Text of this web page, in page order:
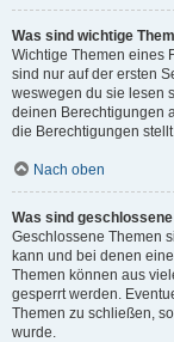
Was sind wichtige
Wichtige Themen eines
sind nur auf der ersten
weswegen du sie lesen
deinen Berechtigungen
die Berechtigungen
Nach oben
Was sind
Geschlossene Themen
kann und bei denen
Themen können aus
gesperrt werden.
Themen zu schließen,
wurde.